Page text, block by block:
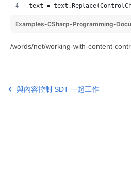
text =
Examples-CSharp-Programming-
/words/net/working-with-content-
與內容控制 SDT 一起工作